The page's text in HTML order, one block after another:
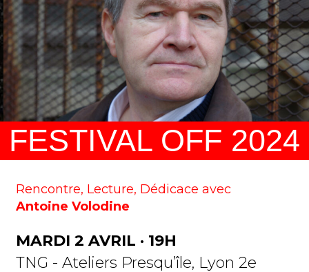
FESTIVAL OFF 2024
Rencontre, Lecture, Dédicace avec
Antoine Volodine
MARDI 2 AVRIL · 19H
TNG - Ateliers Presqu’île, Lyon 2e